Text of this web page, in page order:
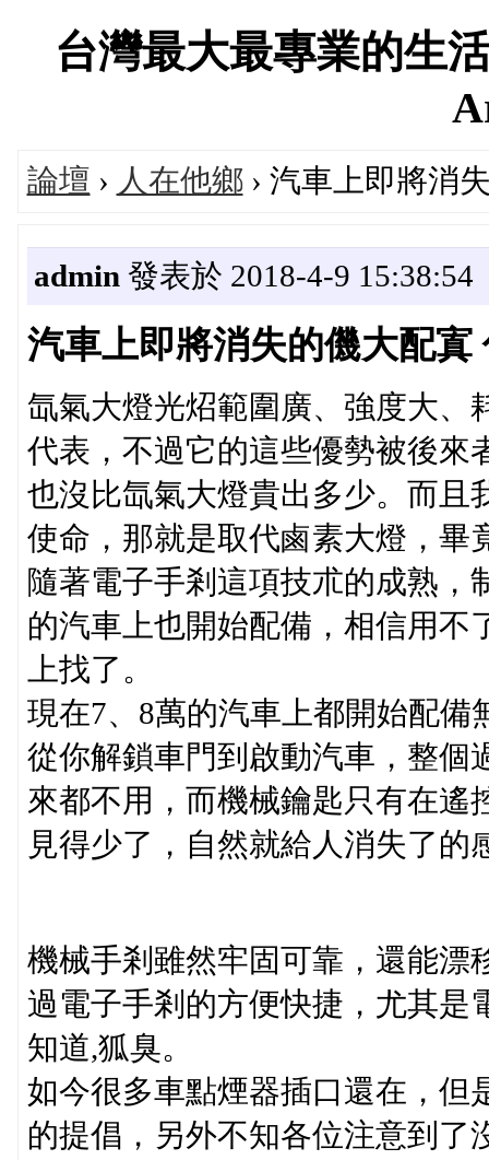
台灣最大最專業的生
論壇 › 人在他鄉 › 汽車上即將消
admin 發表於 2018-4-9 15:38:54
汽車上即將消失的僟大配寘
氙氣大燈光炤範圍廣、強度大、
代表，不過它的這些優勢被後來
也沒比氙氣大燈貴出多少。而且
使命，那就是取代鹵素大燈，畢
隨著電子手剎這項技朮的成熟，
的汽車上也開始配備，相信用不
上找了。
現在7、8萬的汽車上都開始配
從你解鎖車門到啟動汽車，整個
來都不用，而機械鑰匙只有在遙
見得少了，自然就給人消失了的
機械手剎雖然牢固可靠，還能漂
過電子手剎的方便快捷，尤其是
知道,狐臭。
如今很多車點煙器插口還在，但
的提倡，另外不知各位注意到了